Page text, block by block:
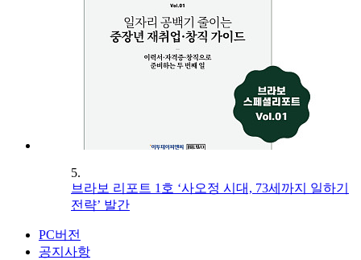
5.
브라보 리포트 1호 ‘사오정 시대, 73세까지 일하기
전략’ 발간
PC버전
공지사항